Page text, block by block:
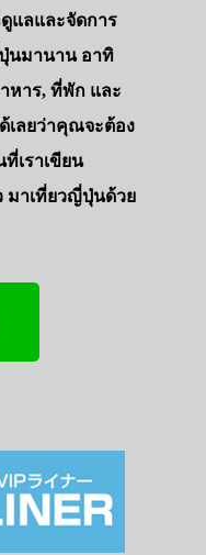
แลและจัดการ
นมานาน อาทิ
หาร, ที่พัก และ
เลยว่าคุณจะต้อง
เราเขียน
มาเที่ยวญี่ปุ่นด้วย